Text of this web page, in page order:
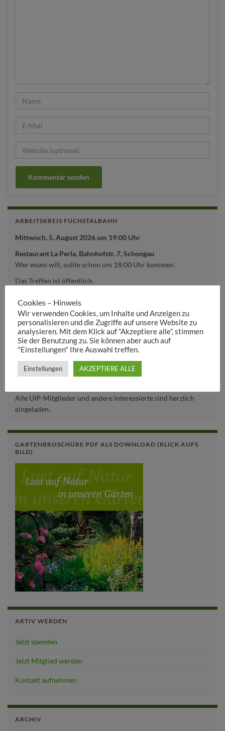
ARBEITSKREIS FUCHSTALBAHN
Mittwoch, 5. August 2026 um 19:00 Uhr
Restaurant La Perla, Bahnhofstr. 7, Schongau
Wer essen will, sollte schon um 18:00 Uhr kommen.
Das Treffen ist öffentlich.
eingeladen.
UIP-TREFFEN
Montag, 21. September 2026 um 19:30 Uhr
Zechenschenke in Peiting, Zechenstr. 2
Alle UIP-Mitglieder und andere Interessierte sind herzlich
eingeladen.
GARTENBROSCHÜRE PDF ALS DOWNLOAD (KLICK AUFS
BILD)
AKTIV WERDEN
Jetzt spenden
Jetzt Mitglied werden
Kontakt aufnehmen
ARCHIV
Cookies – Hinweis
Wir verwenden Cookies, um Inhalte und Anzeigen zu
personalisieren und die Zugriffe auf unsere Website zu
analysieren. Mit dem Klick auf “Akzeptiere alle”, stimmen
Sie der Benutzung zu. Sie können aber auch auf
"Einstellungen" Ihre Auswahl treffen.
Einstellungen AKZEPTIERE ALLE